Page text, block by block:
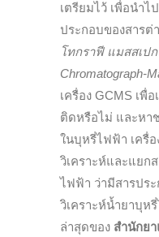
เตรียมไว้ เพื่อนำไ
ประกอบของสารต่
โทกราฟี แมสสเป
Chromatograph-
เครื่อง GCMS เพื่
ติดหรือไม่ และหา
ในบุหรี่ไฟฟ้า เครื่
วิเคราะห์และแยก
ไฟฟ้า ว่ามีสารปร
วิเคราะห์น้ำยาบุห
ล่าสุดของ สำนักย